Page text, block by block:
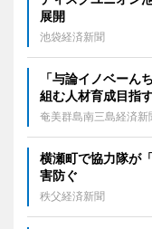
展開
池袋経済新聞
「与論イノベー
組む人材育成目指
奄美群島南三島経済新
横瀬町で協力隊が
害防ぐ
秩父経済新聞